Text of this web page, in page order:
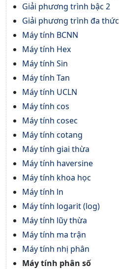
Giải phương trình bậc 2
Giải phương trình đa thức
Máy tính BCNN
Máy tính Hex
Máy tính Sin
Máy tính Tan
Máy tính UCLN
Máy tính cos
Máy tính cosec
Máy tính cotang
Máy tính giai thừa
Máy tính haversine
Máy tính khoa học
Máy tính ln
Máy tính logarit (log)
Máy tính lũy thừa
Máy tính ma trận
Máy tính nhị phân
Máy tính phân số